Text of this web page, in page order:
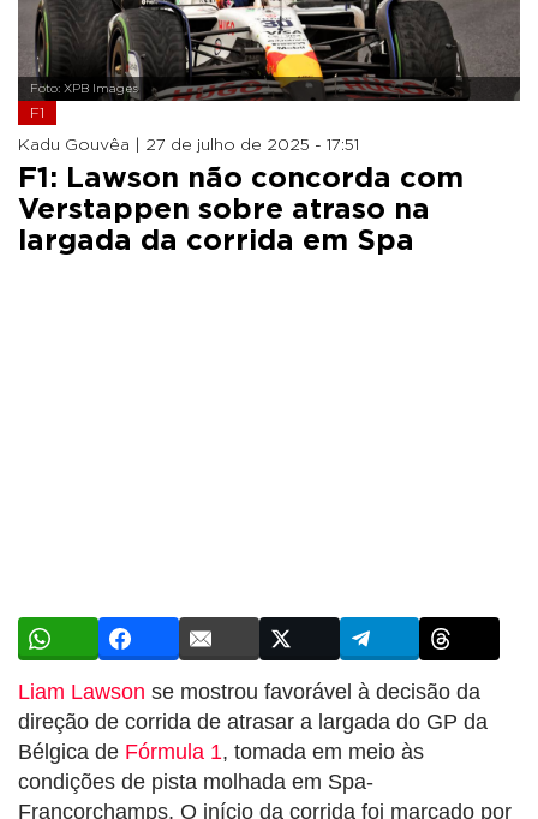
Foto: XPB Images
F1
Kadu Gouvêa | 27 de julho de 2025 - 17:51
F1: Lawson não concorda com
Verstappen sobre atraso na
largada da corrida em Spa
Liam Lawson se mostrou favorável à decisão da
direção de corrida de atrasar a largada do GP da
Bélgica de Fórmula 1, tomada em meio às
condições de pista molhada em Spa-
Francorchamps. O início da corrida foi marcado por